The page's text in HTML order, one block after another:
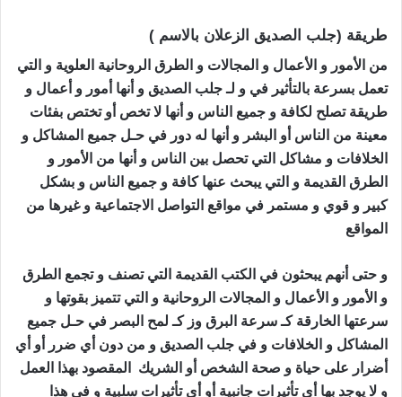
طريقة (جلب الصديق الزعلان بالاسم )
من الأمور و الأعمال و المجالات و الطرق الروحانية العلوية و التي
تعمل بسرعة بالتأثير في و لـ جلب الصديق و أنها أمور و أعمال و
طريقة تصلح لكافة و جميع الناس و أنها لا تخص أو تختص بفئات
معينة من الناس أو البشر و أنها له دور في حـل جميع المشاكل و
الخلافات و مشاكل التي تحصل بين الناس و أنها من الأمور و
الطرق القديمة و التي يبحث عنها كافة و جميع الناس و بشكل
كبير و قوي و مستمر في مواقع التواصل الاجتماعية و غيرها من
المواقع
و حتى أنهم يبحثون في الكتب القديمة التي تصنف و تجمع الطرق
و الأمور و الأعمال و المجالات الروحانية و التي تتميز بقوتها و
سرعتها الخارقة كـ سرعة البرق وز كـ لمح البصر في حـل جميع
المشاكل و الخلافات و في جلب الصديق و من دون أي ضرر أو أي
أضرار على حياة و صحة الشخص أو الشريك المقصود بهذا العمل
و لا يوجد بها أي تأثيرات جانبية أو أي تأثيرات سلبية و في هذا